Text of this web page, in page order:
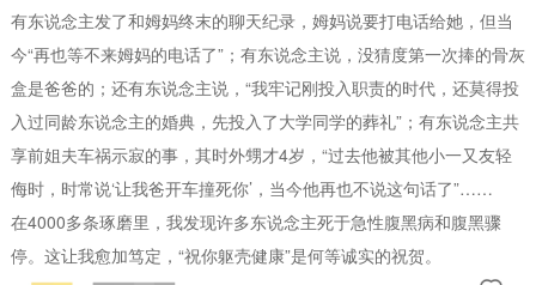
有东说念主发了和姆妈终末的聊天纪录，姆妈说要打电话给她，但当
今“再也等不来姆妈的电话了”；有东说念主说，没猜度第一次捧的骨灰
盒是爸爸的；还有东说念主说，“我牢记刚投入职责的时代，还莫得投
入过同龄东说念主的婚典，先投入了大学同学的葬礼”；有东说念主共
享前姐夫车祸示寂的事，其时外甥才4岁，“过去他被其他小一又友轻
侮时，时常说‘让我爸开车撞死你’，当今他再也不说这句话了”……
在4000多条琢磨里，我发现许多东说念主死于急性腹黑病和腹黑骤
停。这让我愈加笃定，“祝你躯壳健康”是何等诚实的祝贺。